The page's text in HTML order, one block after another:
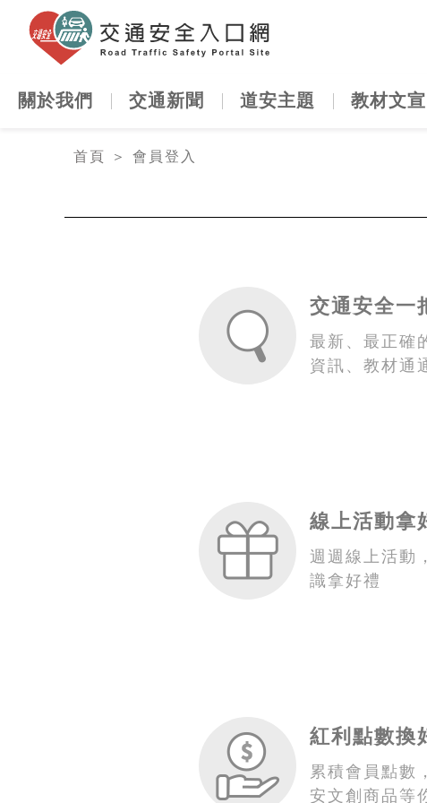
關於我們 交通新聞 道安主題 教材文宣
首頁
＞ 會員登入
交通安全一
最新、最正確
資訊、教材通
線上活動拿
週週線上活動
識拿好禮
紅利點數換
累積會員點數
安文創商品等